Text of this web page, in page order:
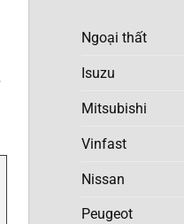
Ngoại thất
Isuzu
Mitsubishi
Vinfast
Nissan
Peugeot